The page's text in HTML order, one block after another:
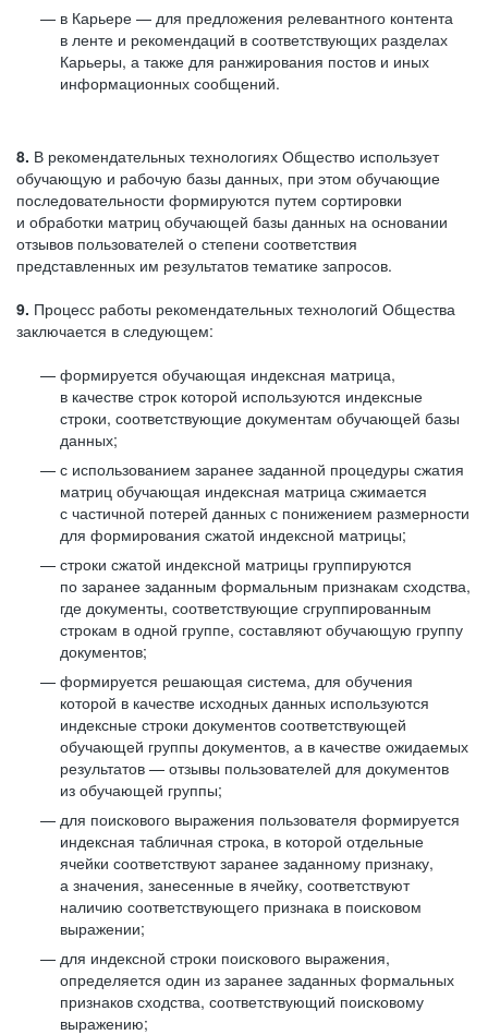
в Карьере — для предложения релевантного контента
в ленте и рекомендаций в соответствующих разделах
Карьеры, а также для ранжирования постов и иных
информационных сообщений.
8. В рекомендательных технологиях Общество использует
обучающую и рабочую базы данных, при этом обучающие
последовательности формируются путем сортировки
и обработки матриц обучающей базы данных на основании
отзывов пользователей о степени соответствия
представленных им результатов тематике запросов.
9. Процесс работы рекомендательных технологий Общества
заключается в следующем:
формируется обучающая индексная матрица,
в качестве строк которой используются индексные
строки, соответствующие документам обучающей базы
данных;
с использованием заранее заданной процедуры сжатия
матриц обучающая индексная матрица сжимается
с частичной потерей данных с понижением размерности
для формирования сжатой индексной матрицы;
строки сжатой индексной матрицы группируются
по заранее заданным формальным признакам сходства,
где документы, соответствующие сгруппированным
строкам в одной группе, составляют обучающую группу
документов;
формируется решающая система, для обучения
которой в качестве исходных данных используются
индексные строки документов соответствующей
обучающей группы документов, а в качестве ожидаемых
результатов — отзывы пользователей для документов
из обучающей группы;
для поискового выражения пользователя формируется
индексная табличная строка, в которой отдельные
ячейки соответствуют заранее заданному признаку,
а значения, занесенные в ячейку, соответствуют
наличию соответствующего признака в поисковом
выражении;
для индексной строки поискового выражения,
определяется один из заранее заданных формальных
признаков сходства, соответствующий поисковому
выражению;